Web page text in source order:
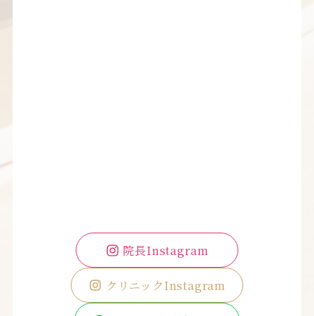
院長Instagram
クリニックInstagram